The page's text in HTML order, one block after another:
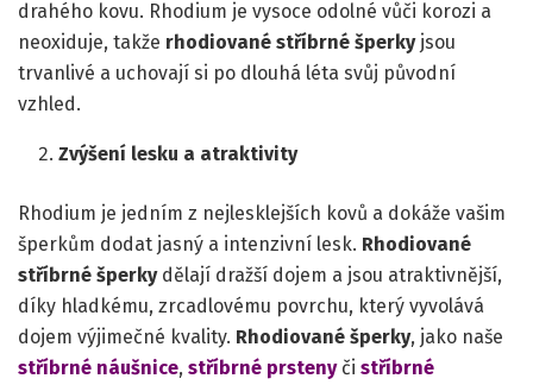
drahého kovu. Rhodium je vysoce odolné vůči korozi a
neoxiduje, takže rhodiované stříbrné šperkyjsou
trvanlivé a uchovají si po dlouhá léta svůj původní
vzhled.
Zvýšení lesku a atraktivity
Rhodium je jedním z nejlesklejších kovů a dokáže vašim
šperkům dodat jasný a intenzivní lesk. Rhodiované
stříbrné šperkydělají dražší dojem a jsou atraktivnější,
díky hladkému, zrcadlovému povrchu, který vyvolává
dojem výjimečné kvality. Rhodiované šperky, jako naše
stříbrné náušnice, stříbrné prstenyči stříbrné